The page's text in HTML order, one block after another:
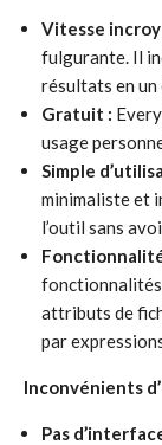
Vitesse
fulgurante. Il
résultats en un
Gratuit :
usage
Simple
minimaliste et
l’outil sans
fonctionnalités
attributs de
par
Inconvénients
Pas